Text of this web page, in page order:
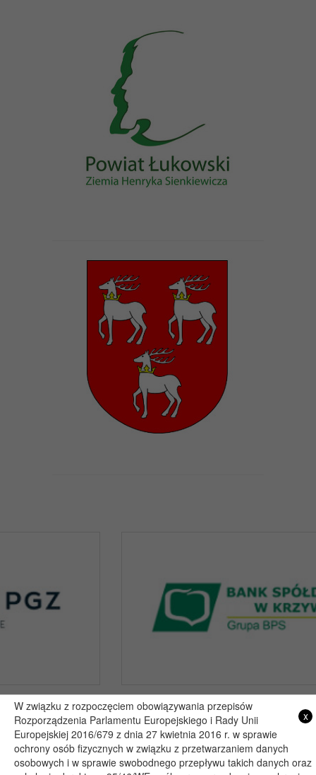
Copyright 2019@ - Muzeum Henryka Sienkiewicza w Woli Okrzejskiej
Projekt i wykonanie: itlu.pl
x
W związku z rozpoczęciem obowiązywania przepisów
Rozporządzenia Parlamentu Europejskiego i Rady Unii
Europejskiej 2016/679 z dnia 27 kwietnia 2016 r. w sprawie
ochrony osób fizycznych w związku z przetwarzaniem danych
osobowych i w sprawie swobodnego przepływu takich danych oraz